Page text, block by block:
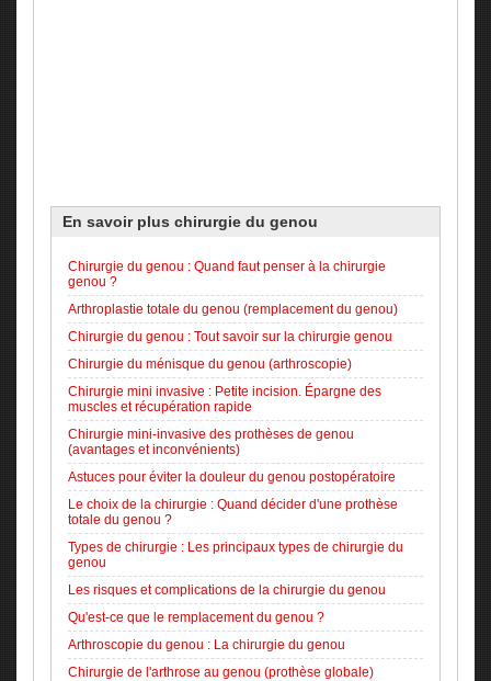
En savoir plus chirurgie du genou
Chirurgie du genou : Quand faut penser à la chirurgie
genou ?
Arthroplastie totale du genou (remplacement du genou)
Chirurgie du genou : Tout savoir sur la chirurgie genou
Chirurgie du ménisque du genou (arthroscopie)
Chirurgie mini invasive : Petite incision. Épargne des
muscles et récupération rapide
Chirurgie mini-invasive des prothèses de genou
(avantages et inconvénients)
Astuces pour éviter la douleur du genou postopératoire
Le choix de la chirurgie : Quand décider d'une prothèse
totale du genou ?
Types de chirurgie : Les principaux types de chirurgie du
genou
Les risques et complications de la chirurgie du genou
Qu'est-ce que le remplacement du genou ?
Arthroscopie du genou : La chirurgie du genou
Chirurgie de l'arthrose au genou (prothèse globale)